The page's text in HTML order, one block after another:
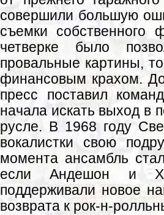
совершили большую
съемки собственного
четверке было
провальные картины,
финансовым крахом.
пресс поставил
начала искать выход в
русле. В 1968 году
вокалистки свою
момента ансамбль
если Андешон и
поддерживали новое
возврата к рок-н-